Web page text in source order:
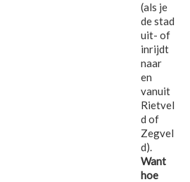
(als je
de stad
uit- of
inrijdt
naar
en
vanuit
Rietvel
d of
Zegvel
d).
Want
hoe